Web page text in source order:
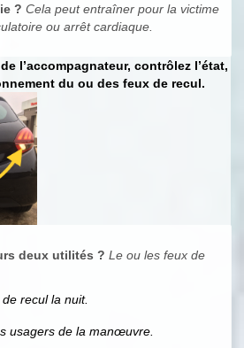
? Cela peut entraîner pour la victime
ou arrêt cardiaque.
l’accompagnateur, contrôlez l’état,
du ou des feux de recul.
deux utilités ? Le ou les feux de
recul la nuit.
usagers de la manœuvre.